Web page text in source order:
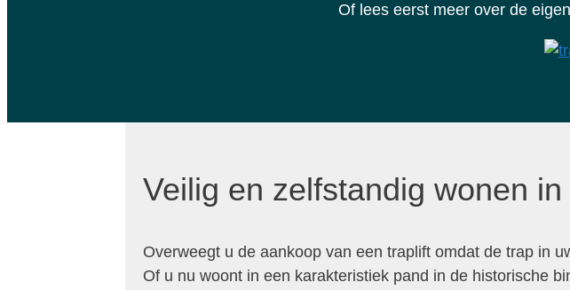
Of lees eerst meer over de
Veilig en zelfstandig wonen
Overweegt u de aankoop van een traplift omdat de trap in
Of u nu woont in een karakteristiek pand in de historische